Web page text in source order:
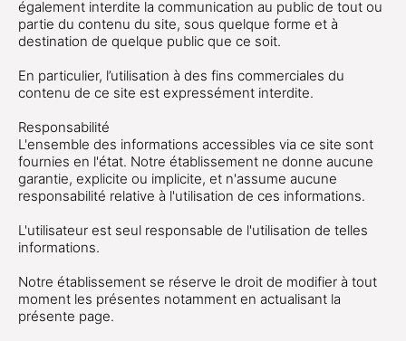
également interdite la communication au public de tout ou
partie du contenu du site, sous quelque forme et à
destination de quelque public que ce soit.
En particulier, l’utilisation à des fins commerciales du
contenu de ce site est expressément interdite.
Responsabilité
L'ensemble des informations accessibles via ce site sont
fournies en l'état. Notre établissement ne donne aucune
garantie, explicite ou implicite, et n'assume aucune
responsabilité relative à l'utilisation de ces informations.
L'utilisateur est seul responsable de l'utilisation de telles
informations.
Notre établissement se réserve le droit de modifier à tout
moment les présentes notamment en actualisant la
présente page.